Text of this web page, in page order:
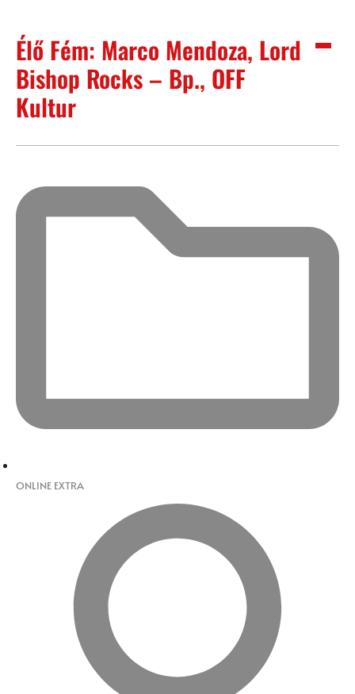
Élő Fém: Marco Mendoza, Lord
Bishop Rocks – Bp., OFF
Kultur
ONLINE EXTRA